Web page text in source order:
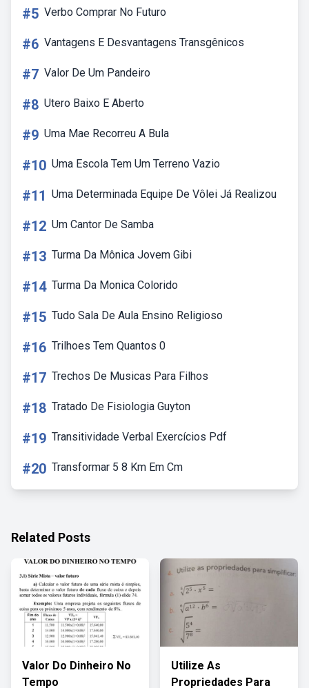
#5 Verbo Comprar No Futuro
#6 Vantagens E Desvantagens Transgênicos
#7 Valor De Um Pandeiro
#8 Utero Baixo E Aberto
#9 Uma Mae Recorreu A Bula
#10 Uma Escola Tem Um Terreno Vazio
#11 Uma Determinada Equipe De Vôlei Já Realizou
#12 Um Cantor De Samba
#13 Turma Da Mônica Jovem Gibi
#14 Turma Da Monica Colorido
#15 Tudo Sala De Aula Ensino Religioso
#16 Trilhoes Tem Quantos 0
#17 Trechos De Musicas Para Filhos
#18 Tratado De Fisiologia Guyton
#19 Transitividade Verbal Exercícios Pdf
#20 Transformar 5 8 Km Em Cm
Related Posts
Valor Do Dinheiro No
Tempo
Utilize As
Propriedades Para